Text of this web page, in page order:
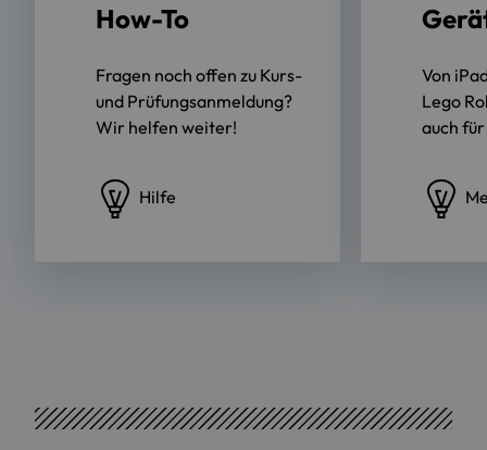
How-To
Fragen noch offen zu Kurs-
und Prüfungsanmeldung?
Wir helfen weiter!
Hilfe
Von
Lego
auch